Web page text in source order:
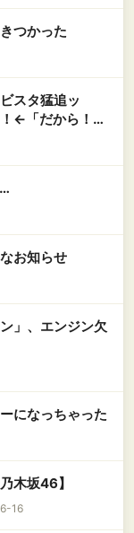
つかった
スタ猛追ッ
←「だから！！
お知らせ
」、エンジン欠
になっちゃった
木坂46】
16